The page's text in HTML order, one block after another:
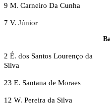
9 M. Carneiro Da Cunha
7 V. Júnior
2 É. dos Santos Lourenço da
Silva
23 E. Santana de Moraes
12 W. Pereira da Silva